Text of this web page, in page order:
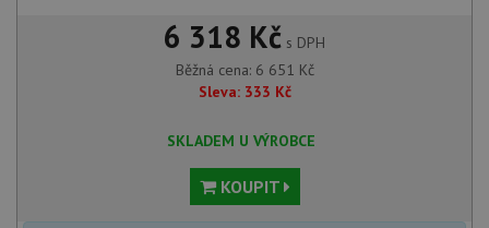
6 318 Kč s DPH
Běžná cena: 6 651 Kč
Sleva: 333 Kč
SKLADEM U VÝROBCE
KOUPIT